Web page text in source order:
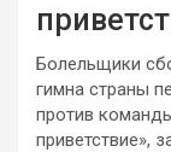
Болельщики
гимна страны
против
приветствие»,